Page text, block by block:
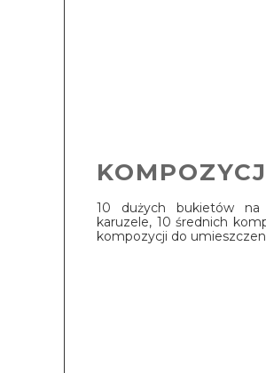
10 dużych bukietów
karuzele, 10 średnich
kompozycji do